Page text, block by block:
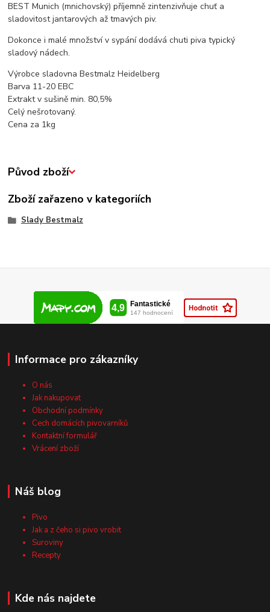
BEST Munich (mnichovský) příjemně zintenzivňuje chuť a
sladovitost jantarových až tmavých piv.
Dokonce i malé množství v sypání dodává chuti piva typický
sladový nádech.
Výrobce sladovna Bestmalz Heidelberg
Barva 11-20 EBC
Extrakt v sušině min. 80,5%
Celý nešrotovaný.
Cena za 1kg
Původ zboží
Zboží zařazeno v kategoriích
Slady Bestmalz
Informace pro zákazníky
O nás
Jak nakupovat
Obchodní podmínky
Cech domácích pivovarníků
Kontaktní formulář
Vrácení zboží
Náš blog
Pivo
Jak a z čeho si pivo vrobit
Suroviny
Recepty
Kde nás najdete